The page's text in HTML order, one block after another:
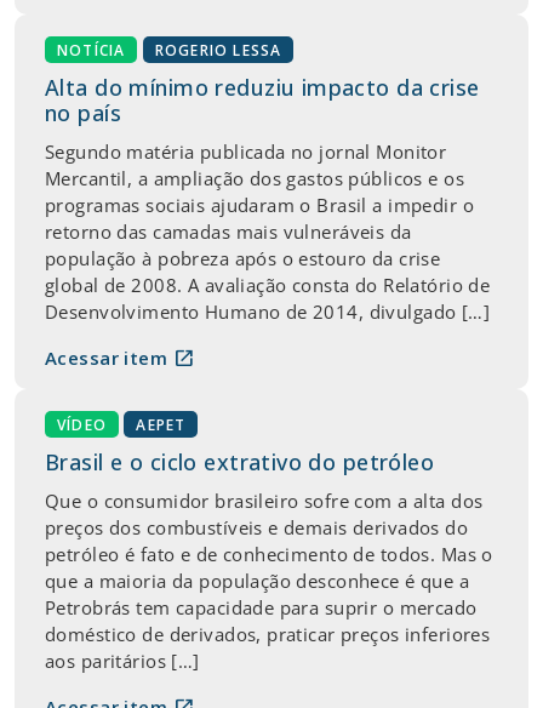
NOTÍCIA ROGERIO LESSA
Alta do mínimo reduziu impacto da crise
no país
Segundo matéria publicada no jornal Monitor
Mercantil, a ampliação dos gastos públicos e os
programas sociais ajudaram o Brasil a impedir o
retorno das camadas mais vulneráveis da
população à pobreza após o estouro da crise
global de 2008. A avaliação consta do Relatório de
Desenvolvimento Humano de 2014, divulgado […]
Acessar item open_in_new
VÍDEO AEPET
Brasil e o ciclo extrativo do petróleo
Que o consumidor brasileiro sofre com a alta dos
preços dos combustíveis e demais derivados do
petróleo é fato e de conhecimento de todos. Mas o
que a maioria da população desconhece é que a
Petrobrás tem capacidade para suprir o mercado
doméstico de derivados, praticar preços inferiores
aos paritários […]